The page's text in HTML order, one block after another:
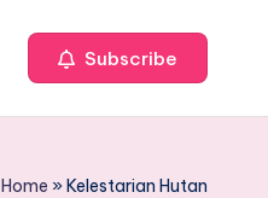
Subscribe
Home »Kelestarian Hutan